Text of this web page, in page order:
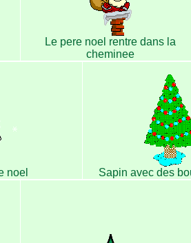
Le pere noel rentre dans la
cheminee
noel Sapin avec des